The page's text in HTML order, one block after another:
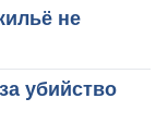
не
убийство